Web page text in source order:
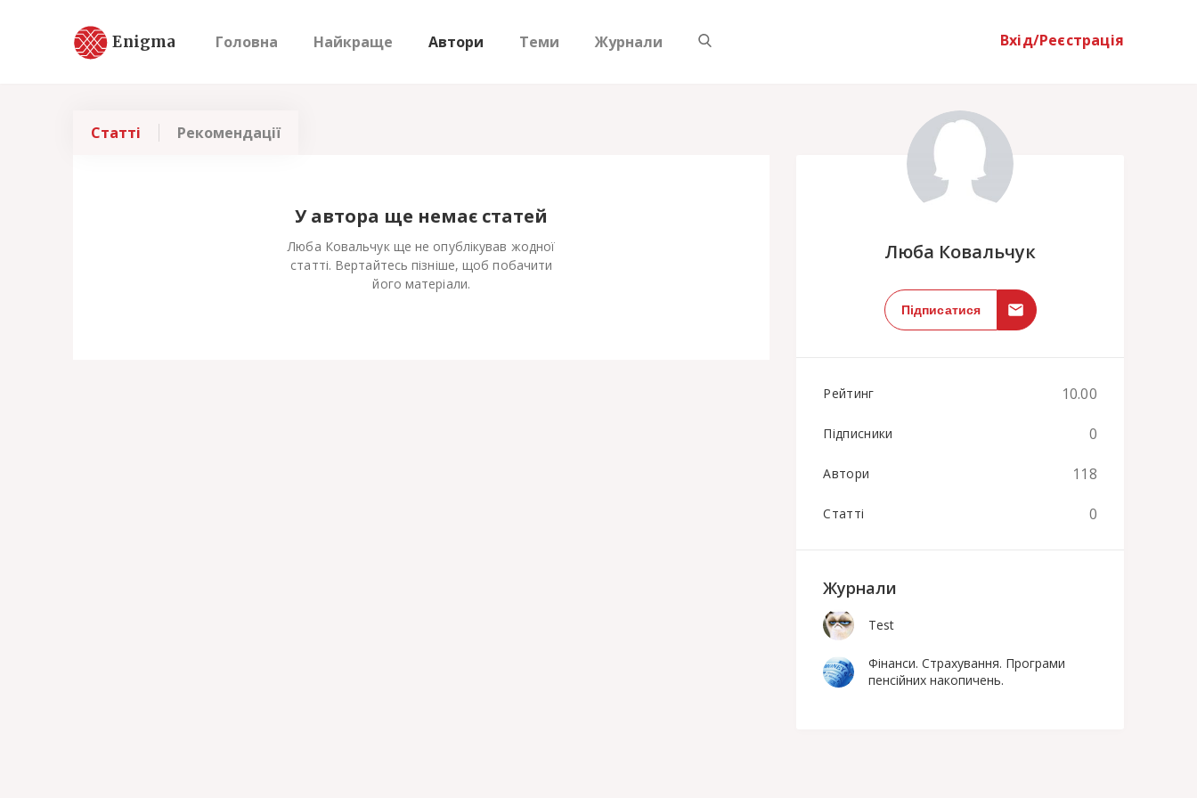
Enigma Головна Найкраще Автори Теми Журнали Вхід/Реєстрація
Люба Ковальчук
Підписатися
Рейтинг 10.00
Підписники 0
Автори 118
Статті 0
Журнали
Test
Фінанси. Страхування. Програми
пенсійних накопичень.
Статті Рекомендації
У автора ще немає статей
Люба Ковальчук ще не опублікував жодної
статті. Вертайтесь пізніше, щоб побачити
його матеріали.